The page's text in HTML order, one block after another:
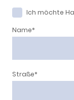
Ich möchte
Name*
Straße*